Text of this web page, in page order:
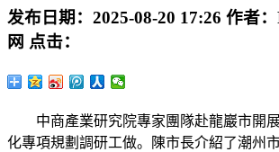
发布日期： 2025-08-20 17:26 作者：
网 点击：
中商產業研究院專家團隊赴龍巖市開展
化專項規劃調研工做。陳市長介紹了潮州